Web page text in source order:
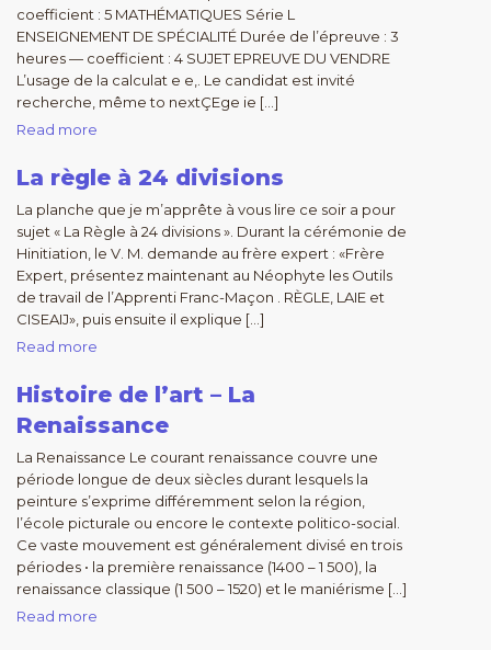
coefficient : 5 MATHÉMATIQUES Série L
ENSEIGNEMENT DE SPÉCIALITÉ Durée de l’épreuve : 3
heures — coefficient : 4 SUJET EPREUVE DU VENDRE
L’usage de la calculat e e,. Le candidat est invité
recherche, même to nextÇEge ie […]
Read more
La règle à 24 divisions
La planche que je m’apprête à vous lire ce soir a pour
sujet « La Règle à 24 divisions ». Durant la cérémonie de
Hinitiation, le V. M. demande au frère expert : «Frère
Expert, présentez maintenant au Néophyte les Outils
de travail de l’Apprenti Franc-Maçon . RÈGLE, LAIE et
CISEAIJ», puis ensuite il explique […]
Read more
Histoire de l’art – La
Renaissance
La Renaissance Le courant renaissance couvre une
période longue de deux siècles durant lesquels la
peinture s’exprime différemment selon la région,
l’école picturale ou encore le contexte politico-social.
Ce vaste mouvement est généralement divisé en trois
périodes • la première renaissance (1400 – 1 500), la
renaissance classique (1 500 – 1520) et le maniérisme […]
Read more